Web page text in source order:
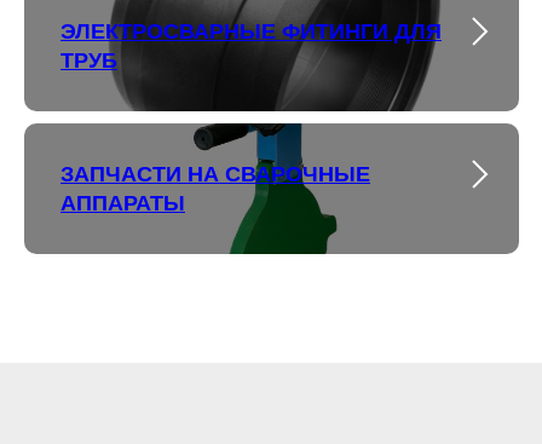
ЭЛЕКТРОСВАРНЫЕ ФИТИНГИ ДЛЯ
ТРУБ
ЗАПЧАСТИ НА СВАРОЧНЫЕ
АППАРАТЫ